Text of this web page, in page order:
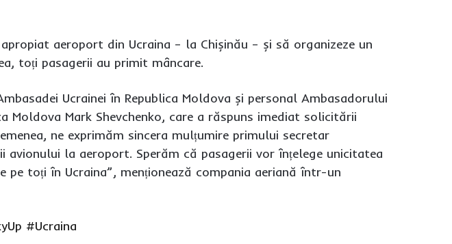
aeroport din Ucraina – la Chișinău – și să organizeze un
toți pasagerii au primit mâncare.
Ucrainei în Republica Moldova și personal Ambasadorului
Moldova Mark Shevchenko, care a răspuns imediat solicitării
ne exprimăm sincera mulțumire primului secretar
la aeroport. Sperăm că pasagerii vor înțelege unicitatea
toți în Ucraina”, menționează compania aeriană într-un
#Ucraina